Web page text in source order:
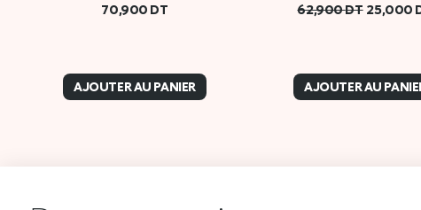
70,900 DT
AJOUTER AU PANIER
62,900DT 25,000
AJOUTER AU